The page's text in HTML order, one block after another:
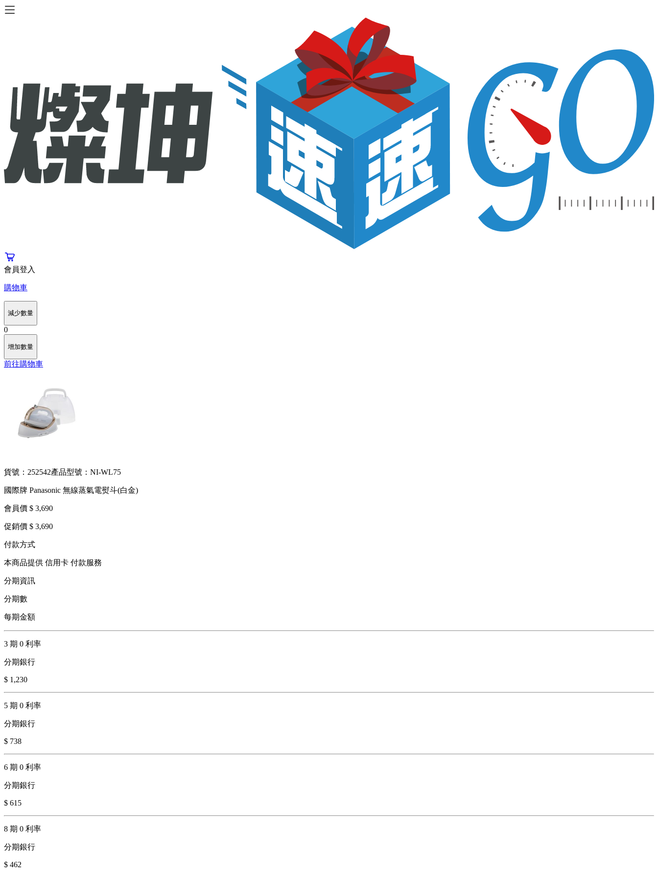
會員登入
購物車
減少數量
0
增加數量
前往購物車
貨號：252542產品型號：NI-WL75
國際牌 Panasonic 無線蒸氣電熨斗(白金)
會員價 $ 3,690
促銷價 $ 3,690
付款方式
本商品提供 信用卡 付款服務
分期資訊
分期數
每期金額
3 期 0 利率
分期銀行
$ 1,230
5 期 0 利率
分期銀行
$ 738
6 期 0 利率
分期銀行
$ 615
8 期 0 利率
分期銀行
$ 462